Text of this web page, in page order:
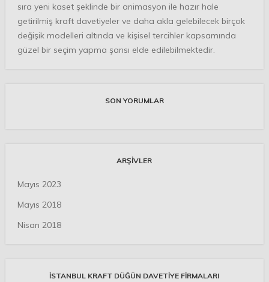
sıra yeni kaset şeklinde bir animasyon ile hazır hale
getirilmiş kraft davetiyeler ve daha akla gelebilecek birçok
değişik modelleri altında ve kişisel tercihler kapsamında
güzel bir seçim yapma şansı elde edilebilmektedir.
SON YORUMLAR
ARŞIVLER
Mayıs 2023
Mayıs 2018
Nisan 2018
İSTANBUL KRAFT DÜĞÜN DAVETIYE FIRMALARI